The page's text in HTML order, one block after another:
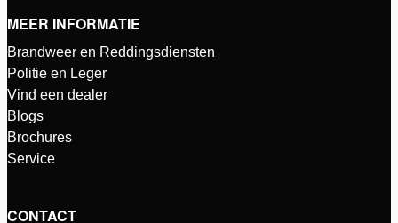
MEER INFORMATIE
Brandweer en Reddingsdiensten
Politie en Leger
Vind een dealer
Blogs
Brochures
Service
CONTACT